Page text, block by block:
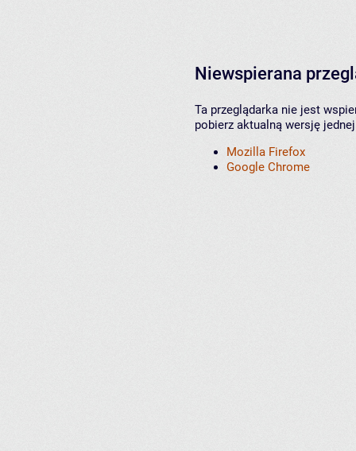
Niewspierana
Ta przeglądarka nie jest
pobierz aktualną wersję
Mozilla Firefox
Google Chrome